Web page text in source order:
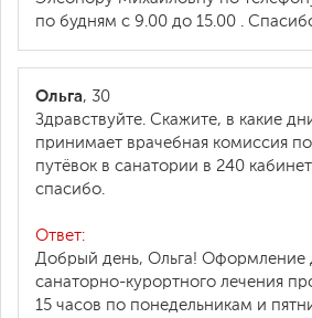
по будням с 9.00 до 15.00 .
Ольга, 30
Здравствуйте. Скажите, в какие
принимает врачебная комиссия
путёвок в санатории в 240
спасибо.
Ответ:
Добрый день, Ольга! Оформление
санаторно-курортного лечения
15 часов по понедельникам и